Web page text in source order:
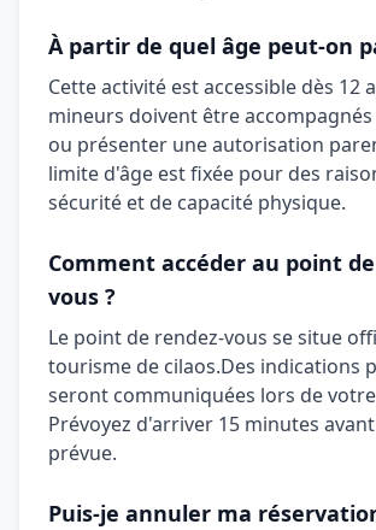
À partir de quel âge peut-on
Cette activité est accessible dès 12
mineurs doivent être
ou présenter une autorisation
limite d'âge est fixée pour des
sécurité et de capacité physique.
Comment accéder au point
vous ?
Le point de rendez-vous se situe
tourisme de cilaos.Des indications
seront communiquées lors de
Prévoyez d'arriver 15 minutes
prévue.
Puis-je annuler ma